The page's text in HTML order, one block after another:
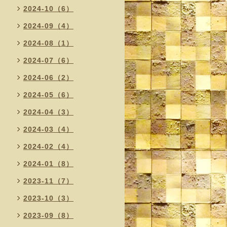
2024-10（6）
2024-09（4）
2024-08（1）
2024-07（6）
2024-06（2）
2024-05（6）
2024-04（3）
2024-03（4）
2024-02（4）
2024-01（8）
2023-11（7）
2023-10（3）
2023-09（8）